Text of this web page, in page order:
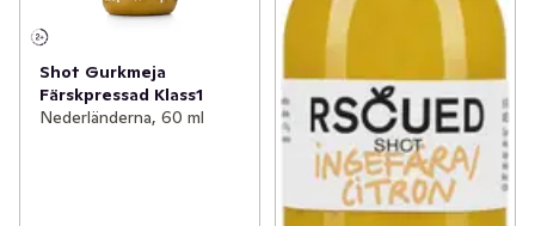
Shot Gurkmeja
Färskpressad Klass1
Nederländerna, 60 ml